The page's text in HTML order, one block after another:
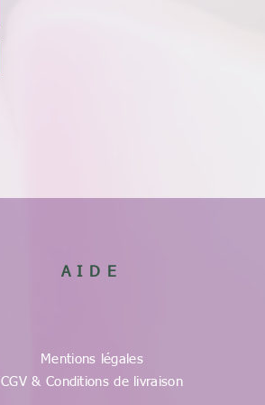
AIDE
Mentions légales
CGV & Conditions de livraison